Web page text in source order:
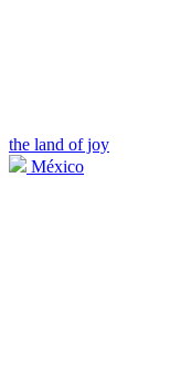
the land of joy
México